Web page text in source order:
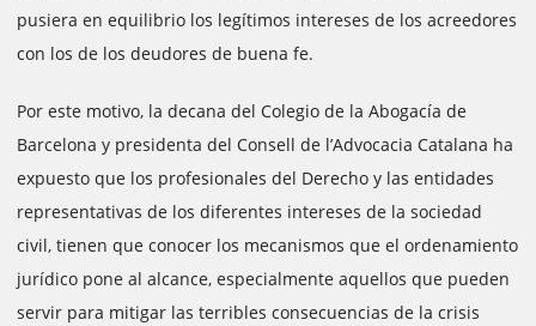
pusiera en equilibrio los legítimos intereses de los acreedores
con los de los deudores de buena fe.
Por este motivo, la decana del Colegio de la Abogacía de
Barcelona y presidenta del Consell de l’Advocacia Catalana ha
expuesto que los profesionales del Derecho y las entidades
representativas de los diferentes intereses de la sociedad
civil, tienen que conocer los mecanismos que el ordenamiento
jurídico pone al alcance, especialmente aquellos que pueden
servir para mitigar las terribles consecuencias de la crisis